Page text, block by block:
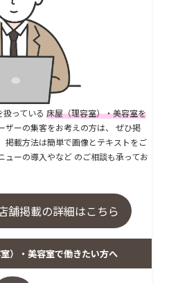
っている 床屋（理容室）・美容室を
ザーの集客をお考えの方は、 ぜひ掲
掲載方法は簡単で画像とテキストをご
ューの導入やなど のご相談も承ってお
舗掲載の詳細はこちら
）・美容室で働きたい方へ